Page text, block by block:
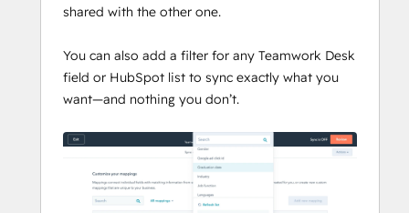
shared with the other one.
You can also add a filter for any Teamwork Desk
field or HubSpot list to sync exactly what you
want—and nothing you don’t.